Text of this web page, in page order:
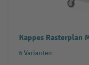
Kappes Rasterplan
6 Varianten